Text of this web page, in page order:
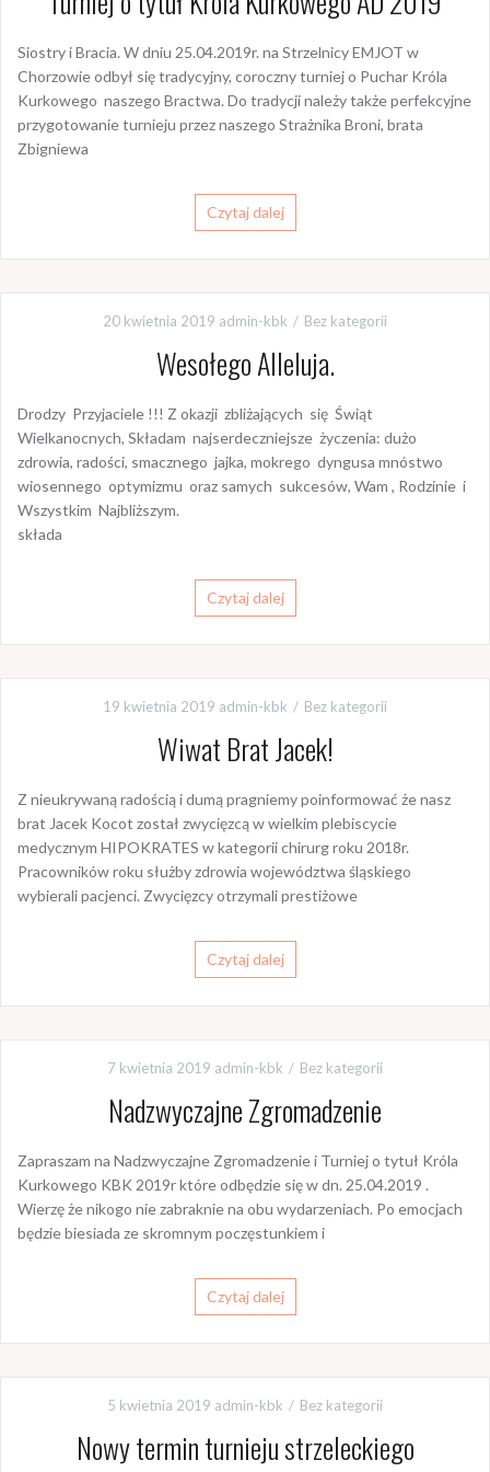
Siostry i Bracia. W dniu 25.04.2019r. na Strzelnicy EMJOT w
Chorzowie odbył się tradycyjny, coroczny turniej o Puchar Króla
Kurkowego naszego Bractwa. Do tradycji należy także perfekcyjne
przygotowanie turnieju przez naszego Strażnika Broni, brata
Zbigniewa
Czytaj dalej
20 kwietnia 2019 admin-kbk Bez kategorii
Wesołego Alleluja.
Drodzy Przyjaciele !!! Z okazji zbliżających się Świąt
Wielkanocnych, Składam najserdeczniejsze życzenia: dużo
zdrowia, radości, smacznego jajka, mokrego dyngusa mnóstwo
wiosennego optymizmu oraz samych sukcesów, Wam , Rodzinie i
Wszystkim Najbliższym.
składa
Czytaj dalej
19 kwietnia 2019 admin-kbk Bez kategorii
Wiwat Brat Jacek!
Z nieukrywaną radością i dumą pragniemy poinformować że nasz
brat Jacek Kocot został zwycięzcą w wielkim plebiscycie
medycznym HIPOKRATES w kategorii chirurg roku 2018r.
Pracowników roku służby zdrowia województwa śląskiego
wybierali pacjenci. Zwycięzcy otrzymali prestiżowe
Czytaj dalej
7 kwietnia 2019 admin-kbk Bez kategorii
Nadzwyczajne Zgromadzenie
Zapraszam na Nadzwyczajne Zgromadzenie i Turniej o tytuł Króla
Kurkowego KBK 2019r które odbędzie się w dn. 25.04.2019 .
Wierzę że nikogo nie zabraknie na obu wydarzeniach. Po emocjach
będzie biesiada ze skromnym poczęstunkiem i
Czytaj dalej
5 kwietnia 2019 admin-kbk Bez kategorii
Nowy termin turnieju strzeleckiego